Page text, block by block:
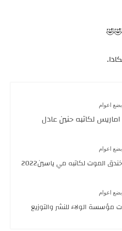
اعوام
اماريس لكاتبه حنين عادل
اعوام
الموت لكاتبه مي ياسين2022
اعوام
مؤسسة الولاء للنشر والتوزيع